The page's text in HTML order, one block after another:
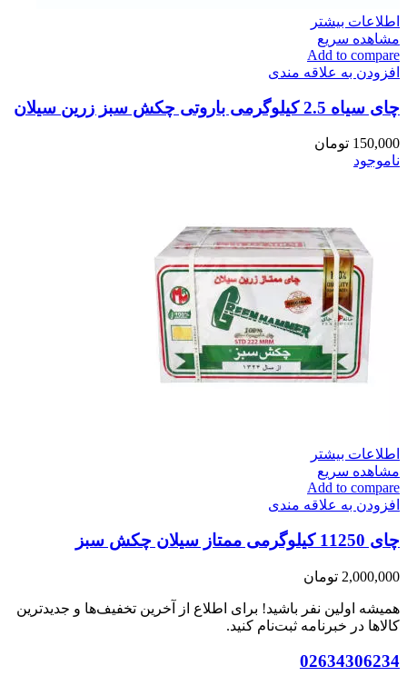
اطلاعات بیشتر
مشاهده سریع
Add to compare
افزودن به علاقه مندی
چای سیاه 2.5 کیلوگرمی باروتی چکش سبز زرین سیلان
150,000 تومان
ناموجود
اطلاعات بیشتر
مشاهده سریع
Add to compare
افزودن به علاقه مندی
چای 11250 کیلوگرمی ممتاز سیلان چکش سبز
2,000,000 تومان
همیشه اولین نفر باشید! برای اطلاع از آخرین تخفیف‌ها و جدیدترین
کالاها در خبرنامه ثبت‌نام کنید.
02634306234